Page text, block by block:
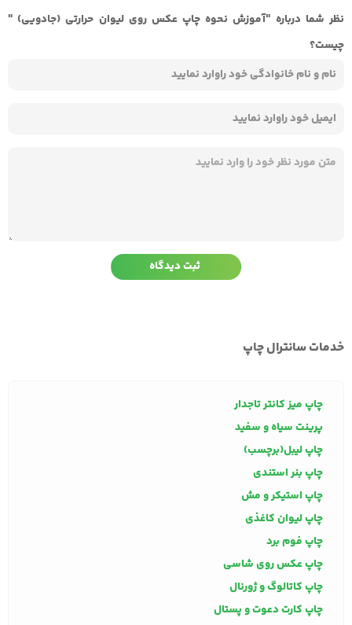
نظر شما درباره "آموزش نحوه چاپ عکس روی لیوان حرارتی (جادویی) "
چیست؟
خدمات سانترال چاپ
چاپ میز کانتر تاجدار
پرینت سیاه و سفید
چاپ لیبل(برچسب)
چاپ بنر استندی
چاپ استیکر و مش
چاپ لیوان کاغذی
چاپ فوم برد
چاپ عکس روی شاسی
چاپ کاتالوگ و ژورنال
چاپ کارت دعوت و پستال